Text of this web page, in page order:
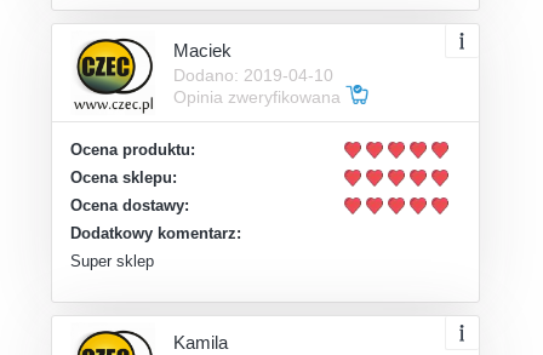
Maciek
Dodano: 2019-04-10
Opinia zweryfikowana
Ocena produktu:
Ocena sklepu:
Ocena dostawy:
Dodatkowy komentarz:
Super sklep
Kamila